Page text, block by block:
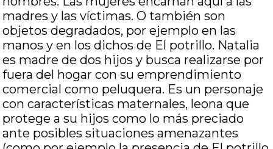
madres y las víctimas. O también son
objetos degradados, por ejemplo en las
manos y en los dichos de El potrillo. Natalia
es madre de dos hijos y busca realizarse por
fuera del hogar con su emprendimiento
comercial como peluquera. Es un personaje
con características maternales, leona que
protege a su hijos como lo más preciado
ante posibles situaciones amenazantes